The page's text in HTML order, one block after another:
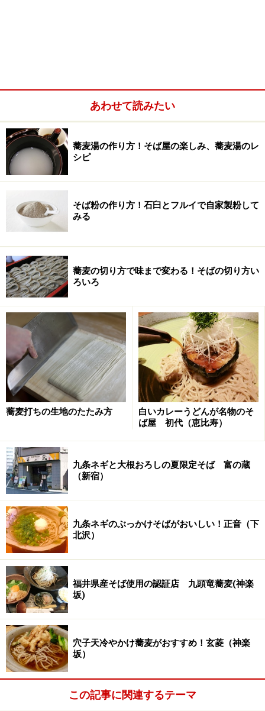
あわせて読みたい
蕎麦湯の作り方！そば屋の楽しみ、蕎麦湯のレ
シピ
そば粉の作り方！石臼とフルイで自家製粉して
みる
蕎麦の切り方で味まで変わる！そばの切り方い
ろいろ
蕎麦打ちの生地のたたみ方
白いカレーうどんが名物のそ
ば屋 初代（恵比寿）
九条ネギと大根おろしの夏限定そば 富の蔵
（新宿）
九条ネギのぶっかけそばがおいしい！正音（下
北沢）
福井県産そば使用の認証店 九頭竜蕎麦(神楽
坂)
穴子天冷やかけ蕎麦がおすすめ！玄菱（神楽
坂）
この記事に関連するテーマ